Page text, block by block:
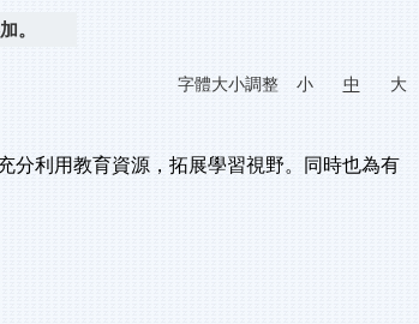
。
字體大小調整 小 中 大
分利用教育資源，拓展學習視野。同時也為有